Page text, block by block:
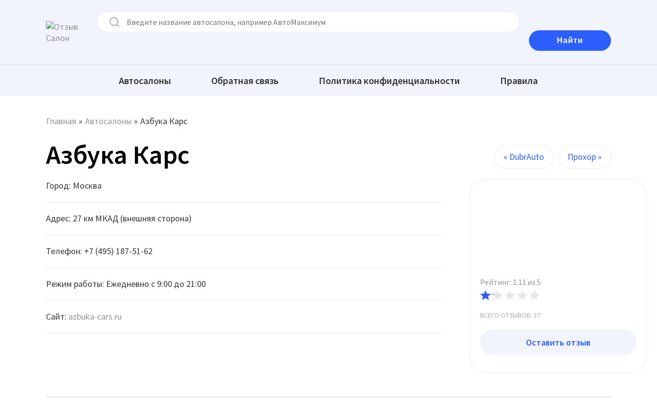
Автосалоны Обратная связь Политика конфиденциальности Правила
Главная » Автосалоны » Азбука Карс
Азбука Карс « DubrAuto Прохор »
Город: Москва
Адрес: 27 км МКАД (внешняя сторона)
Телефон: +7 (495) 187-51-62
Режим работы: Ежедневно с 9:00 до 21:00
Сайт: azbuka-cars.ru
Рейтинг: 1.11 из 5
ВСЕГО ОТЗЫВОВ: 37
Оставить отзыв